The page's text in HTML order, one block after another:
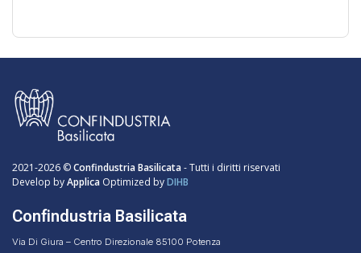
2021-2026 ©Confindustria Basilicata- Tutti i diritti riservati
Develop byApplica Optimized byDIHB
Confindustria Basilicata
Via Di Giura – Centro Direzionale 85100 Potenza